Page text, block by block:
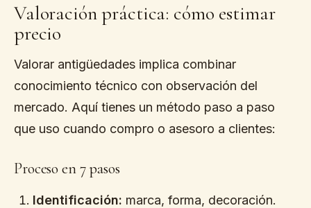
Valoración práctica: cómo estimar
precio
Valorar antigüedades implica combinar
conocimiento técnico con observación del
mercado. Aquí tienes un método paso a paso
que uso cuando compro o asesoro a clientes:
Proceso en 7 pasos
Identificación: marca, forma, decoración.